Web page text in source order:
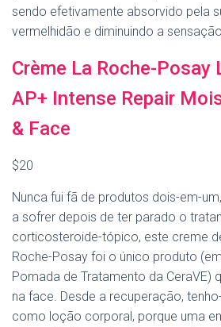
sendo efetivamente absorvido pela
vermelhidão e diminuindo a
Crème La Roche-Posay
AP+ Intense Repair
& Face
$20
Nunca fui fã de produtos dois-em-
a sofrer depois de ter parado o
corticosteroide-tópico, este creme
Roche-Posay foi o único produto
Pomada de Tratamento da CeraVE)
na face. Desde a recuperação,
como loção corporal, porque uma